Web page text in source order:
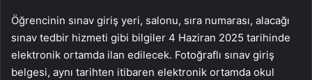
Öğrencinin sınav giriş yeri, salonu, sıra numarası, alacağı
sınav tedbir hizmeti gibi bilgiler 4 Haziran 2025 tarihinde
elektronik ortamda ilan edilecek. Fotoğraflı sınav giriş
belgesi, aynı tarihten itibaren elektronik ortamda okul